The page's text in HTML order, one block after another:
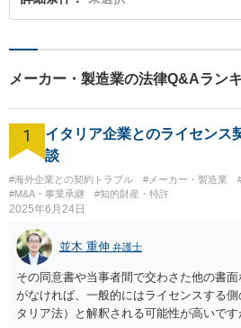
メーカー・製造業の法律Q&Aラン
1
イタリア企業とのライセンス
談
#海外企業との契約トラブル #メーカー・製造業
#M&A・事業承継
#知的財産・特許
2025年6月24日
並木 重伸 弁護士
その同意書や当事者間で交わさた他の書
がなければ、一般的にはライセンスする
タリア法）と解釈される可能性が高いで